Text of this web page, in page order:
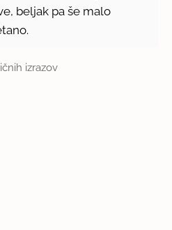
beljak pa še malo
izrazov